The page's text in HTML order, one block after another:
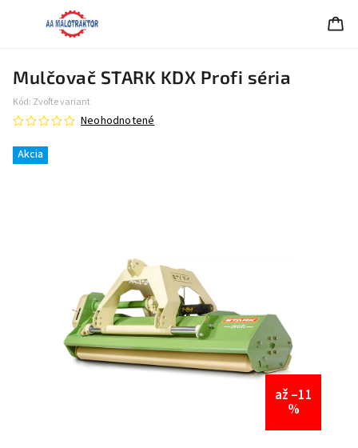
Mulčovač STARK KDX Profi séria
Kód: Zvoľte variant
Akcia
Neohodnotené
až –11
%